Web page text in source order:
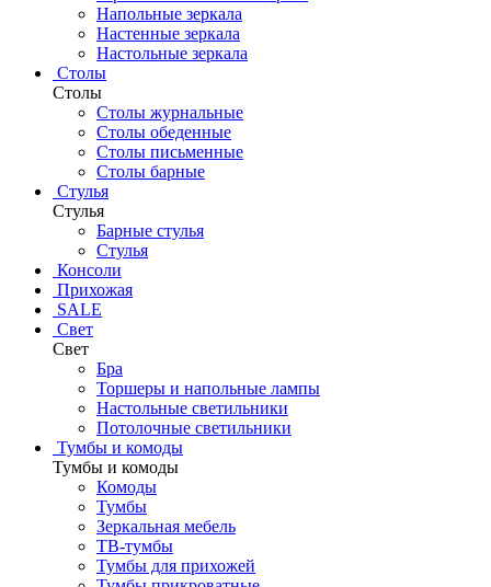
Напольные зеркала
Настенные зеркала
Настольные зеркала
Столы
Столы
Столы журнальные
Столы обеденные
Столы письменные
Столы барные
Стулья
Стулья
Барные стулья
Стулья
Консоли
Прихожая
SALE
Свет
Свет
Бра
Торшеры и напольные лампы
Настольные светильники
Потолочные светильники
Тумбы и комоды
Тумбы и комоды
Комоды
Тумбы
Зеркальная мебель
ТВ-тумбы
Тумбы для прихожей